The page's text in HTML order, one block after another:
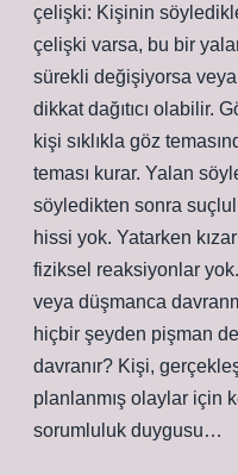
çelişki: Kişinin
çelişki varsa, bu bir
sürekli değişiyorsa
dikkat dağıtıcı olabilir.
kişi sıklıkla göz
teması kurar. Yalan
söyledikten sonra
hissi yok. Yatarken
fiziksel reaksiyonlar
veya düşmanca
hiçbir şeyden pişman
davranır? Kişi,
planlanmış olaylar için
sorumluluk duygusu…